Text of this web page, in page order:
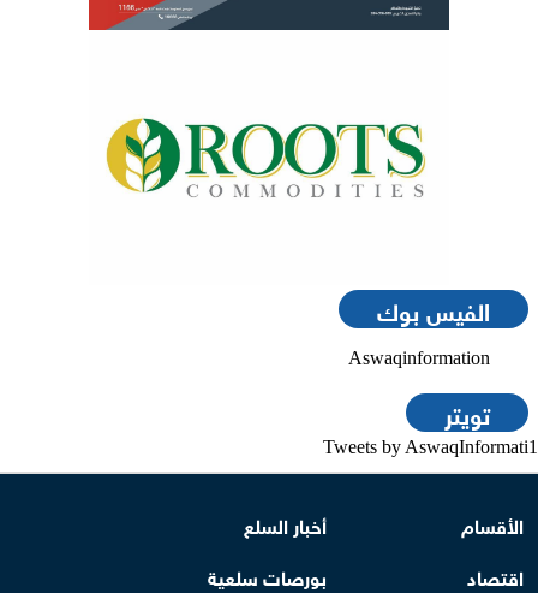
الفيس بوك
Aswaqinformation
تويتر
Tweets by AswaqInformati1
الأقسام
أخبار السلع
اقتصاد
بورصات سلعية